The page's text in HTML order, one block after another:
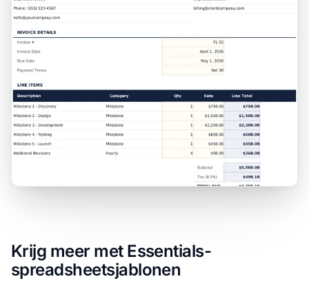
Krijg meer met Essentials-
spreadsheetsjablonen